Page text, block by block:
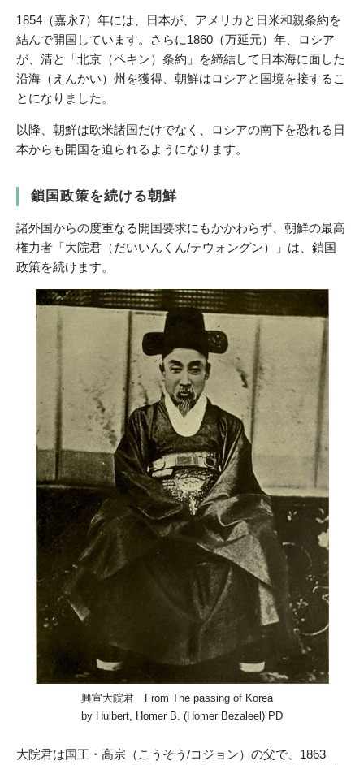
1854（嘉永7）年には、日本が、アメリカと日米和親条約を
結んで開国しています。さらに1860（万延元）年、ロシア
が、清と「北京（ペキン）条約」を締結して日本海に面した
沿海（えんかい）州を獲得、朝鮮はロシアと国境を接するこ
とになりました。
以降、朝鮮は欧米諸国だけでなく、ロシアの南下を恐れる日
本からも開国を迫られるようになります。
鎖国政策を続ける朝鮮
諸外国からの度重なる開国要求にもかかわらず、朝鮮の最高
権力者「大院君（だいいんくん/テウォングン）」は、鎖国
政策を続けます。
興宣大院君 From The passing of Korea
by Hulbert, Homer B. (Homer Bezaleel) PD
大院君は国王・高宗（こうそう/コジョン）の父で、1863